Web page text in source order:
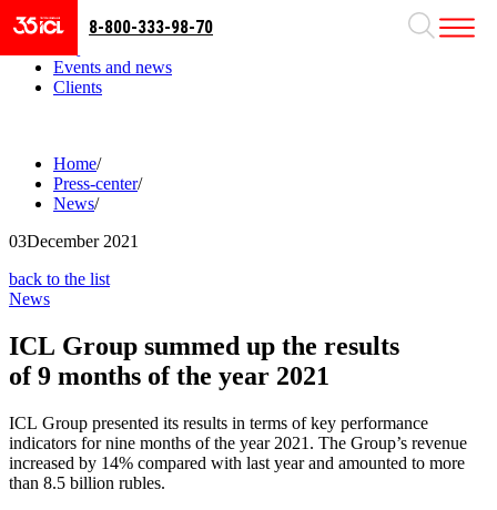
Business areas
Events and news
Clients
8-800-333-98-70
Home/
Press-center/
News/
03December 2021
back to the list
News
ICL Group summed up the results
of 9 months of the year 2021
ICL Group presented its results in terms of key performance
indicators for nine months of the year 2021. The Group’s revenue
increased by 14% compared with last year and amounted to more
than 8.5 billion rubles.